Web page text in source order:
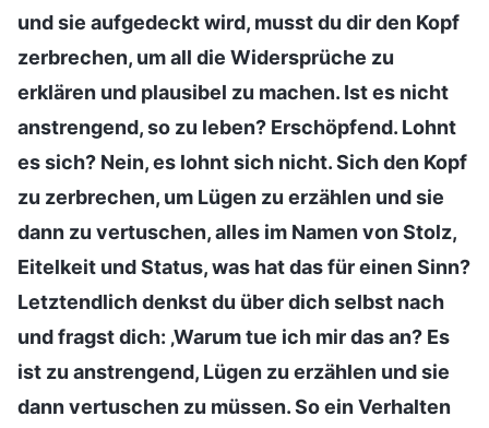
und sie aufgedeckt wird, musst du dir den Kopf
zerbrechen, um all die Widersprüche zu
erklären und plausibel zu machen. Ist es nicht
anstrengend, so zu leben? Erschöpfend. Lohnt
es sich? Nein, es lohnt sich nicht. Sich den Kopf
zu zerbrechen, um Lügen zu erzählen und sie
dann zu vertuschen, alles im Namen von Stolz,
Eitelkeit und Status, was hat das für einen Sinn?
Letztendlich denkst du über dich selbst nach
und fragst dich: ‚Warum tue ich mir das an? Es
ist zu anstrengend, Lügen zu erzählen und sie
dann vertuschen zu müssen. So ein Verhalten